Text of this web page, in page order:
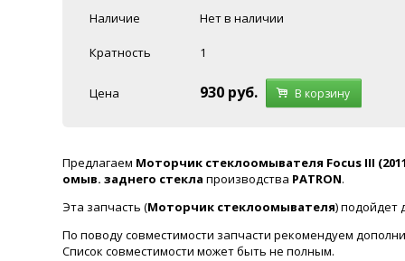
Наличие Нет в наличии
Кратность 1
Цена 930 руб. В корзину
Предлагаем Моторчик стеклоомывателя Focus III
омыв. заднего стекла производства PATRON.
Эта запчасть (Моторчик стеклоомывателя) подойдет
По поводу совместимости запчасти рекомендуем
Список совместимости может быть не полным.